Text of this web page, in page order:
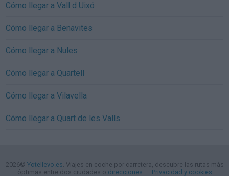
Cómo llegar a Vall d Uixó
Cómo llegar a Benavites
Cómo llegar a Nules
Cómo llegar a Quartell
Cómo llegar a Vilavella
Cómo llegar a Quart de les Valls
2026© Yotellevo.es. Viajes en coche por carretera, descubre las rutas más
óptimas entre dos ciudades o direcciones. Privacidad y cookies